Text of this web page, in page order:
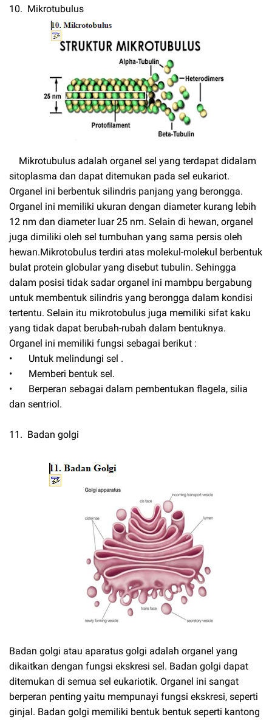
10. Mikrotubulus
Mikrotubulus adalah organel sel yang terdapat didalam
sitoplasma dan dapat ditemukan pada sel eukariot.
Organel ini berbentuk silindris panjang yang berongga.
Organel ini memiliki ukuran dengan diameter kurang lebih
12 nm dan diameter luar 25 nm. Selain di hewan, organel
juga dimiliki oleh sel tumbuhan yang sama persis oleh
hewan.Mikrotobulus terdiri atas molekul-molekul berbentuk
bulat protein globular yang disebut tubulin. Sehingga
dalam posisi tidak sadar organel ini mambpu bergabung
untuk membentuk silindris yang berongga dalam kondisi
tertentu. Selain itu mikrotobulus juga memiliki sifat kaku
yang tidak dapat berubah-rubah dalam bentuknya.
Organel ini memiliki fungsi sebagai berikut :
•
Untuk melindungi sel .
•
Memberi bentuk sel.
•
Berperan sebagai dalam pembentukan flagela, silia
dan sentriol.
11. Badan golgi
Badan golgi atau aparatus golgi adalah organel yang
dikaitkan dengan fungsi ekskresi sel. Badan golgi dapat
ditemukan di semua sel eukariotik. Organel ini sangat
berperan penting yaitu mempunayi fungsi ekskresi, seperti
ginjal. Badan golgi memiliki bentuk bentuk seperti kantong